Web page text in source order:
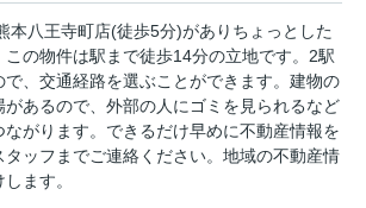
本八王寺町店(徒歩5分)がありちょっとした
この物件は駅まで徒歩14分の立地です。2駅
、交通経路を選ぶことができます。建物の
あるので、外部の人にゴミを見られるなど
がります。できるだけ早めに不動産情報を
ッフまでご連絡ください。地域の不動産情
ます。